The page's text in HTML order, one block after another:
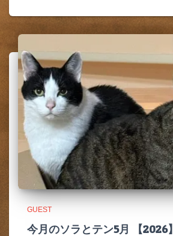
GUEST
今月のソラとテン5月 【2026】